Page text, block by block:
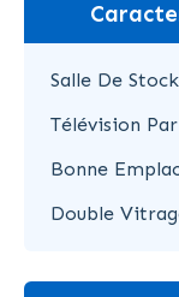
Salle De
Télévision
Bonne
Double